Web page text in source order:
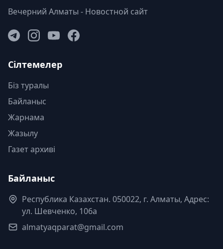
Вечерний Алматы - Новостной сайт
Сілтемелер
Біз туралы
Байланыс
Жарнама
Жазылу
Газет архиві
Байланыс
Республика Казахстан. 050022, г. Алматы, Адрес:
ул. Шевченко, 106а
almatyaqparat@gmail.com